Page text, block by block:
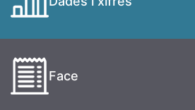
Face